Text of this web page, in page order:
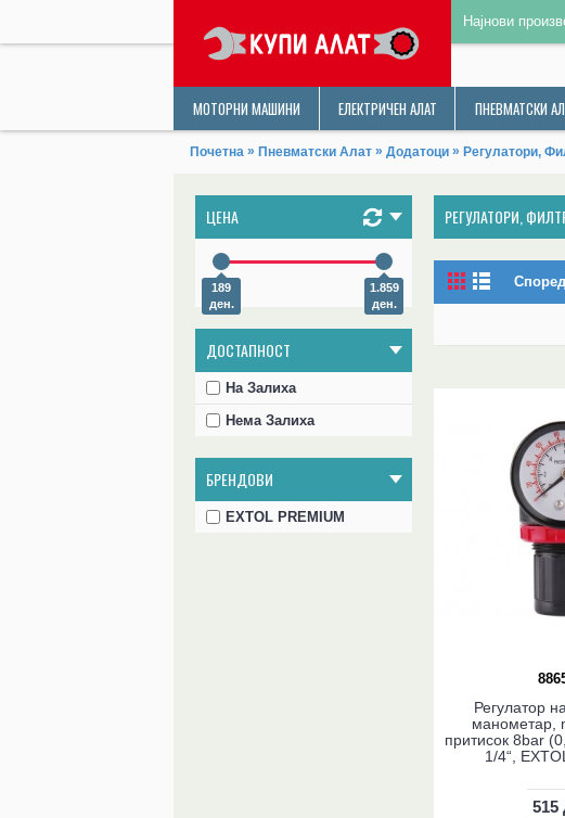
Најнови
МОТОРНИ МАШИНИ ЕЛЕКТРИЧЕН АЛАТ ПНЕВМАТСКИ
Почетна » Пневматски Алат » Додатоци » Регулатори,
ЦЕНА
189
ден.
1.859
ден.
ДОСТАПНОСТ
На Залиха
Нема Залиха
БРЕНДОВИ
EXTOL PREMIUM
РЕГУЛАТОРИ,
Регулатор
манометар,
притисок 8bar
1/4“,
515